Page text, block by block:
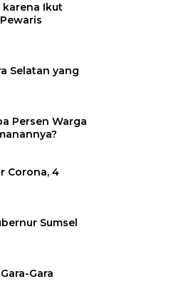
karena Ikut
Selatan yang
Persen Warga
Corona, 4
Sumsel
Gara